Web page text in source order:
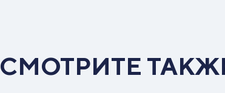
СМОТРИТЕ